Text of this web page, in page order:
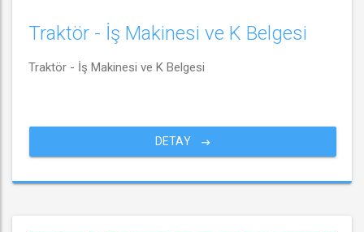
Traktör - İş Makinesi ve K Belgesi
Traktör - İş Makinesi ve K Belgesi
DETAY